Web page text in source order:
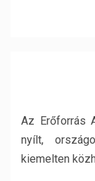
Az Erőforrás
nyílt,
kiemelten